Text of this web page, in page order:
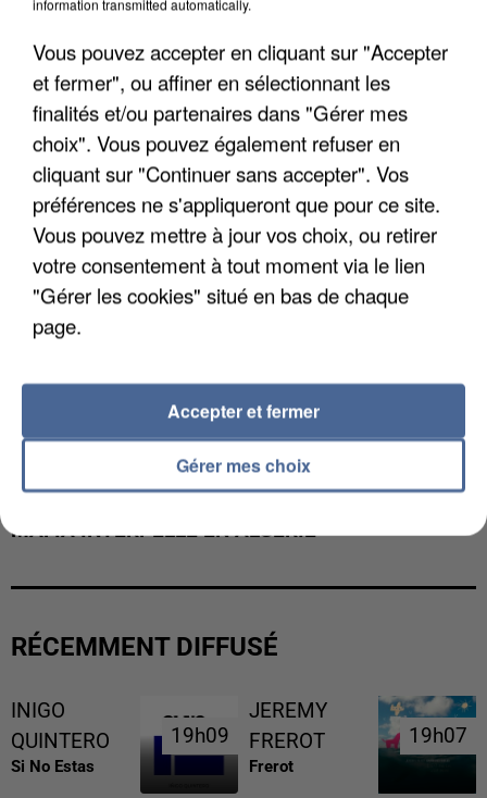
APRÈS TOUTES CES CANICULES, LES REFUGES
DE FAUNE SAUVAGE SONT...
MAFIA INTERPELLÉ EN ALGÉRIE
RÉCEMMENT DIFFUSÉ
INIGO
QUINTERO
Si No Estas
19h09
19h09
JEREMY
FREROT
Frerot
19h07
19h07
Vous pouvez accepter en cliquant sur "Accepter
et fermer", ou affiner en sélectionnant les
finalités et/ou partenaires dans "Gérer mes
choix". Vous pouvez également refuser en
cliquant sur "Continuer sans accepter". Vos
préférences ne s'appliqueront que pour ce site.
Vous pouvez mettre à jour vos choix, ou retirer
votre consentement à tout moment via le lien
"Gérer les cookies" situé en bas de chaque
page.
Gérer mes choix
Accepter et fermer